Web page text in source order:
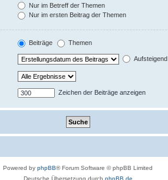
Nur im Betreff der Themen
Nur im ersten Beitrag der Themen
Beiträge Themen
Aufsteigend
Zeichen der Beiträge anzeigen
Powered by phpBB® Forum Software © phpBB Limited
Deutsche Übersetzung durch phpBB.de